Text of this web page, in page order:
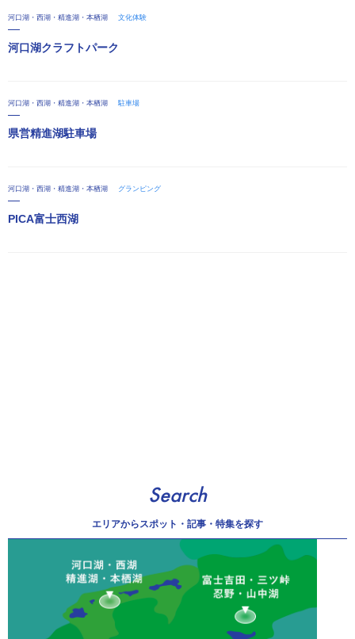
河口湖・西湖・精進湖・本栖湖 文化体験
河口湖クラフトパーク
河口湖・西湖・精進湖・本栖湖 駐車場
県営精進湖駐車場
河口湖・西湖・精進湖・本栖湖 グランピング
PICA富士西湖
Search
エリアからスポット・記事・特集を探す